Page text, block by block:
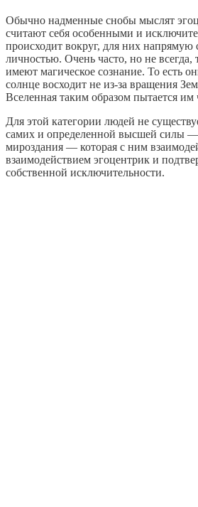
Обычно надменные снобы мыслят
считают себя особенными и
происходит вокруг, для них напрямую
личностью. Очень часто, но не всегда,
имеют магическое сознание. То есть
солнце восходит не из-за вращения
Вселенная таким образом пытается им
Для этой категории людей не
самих и определенной высшей силы
мироздания — которая с ним
взаимодействием эгоцентрик и
собственной исключительности.